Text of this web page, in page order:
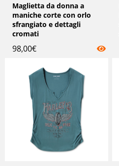
Maglietta da donna a
maniche corte con orlo
sfrangiato e dettagli
cromati
98,00€